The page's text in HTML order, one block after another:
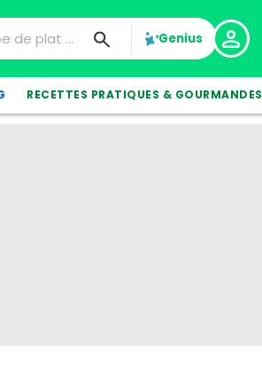
Genius
RECETTES PRATIQUES & GOURMANDES